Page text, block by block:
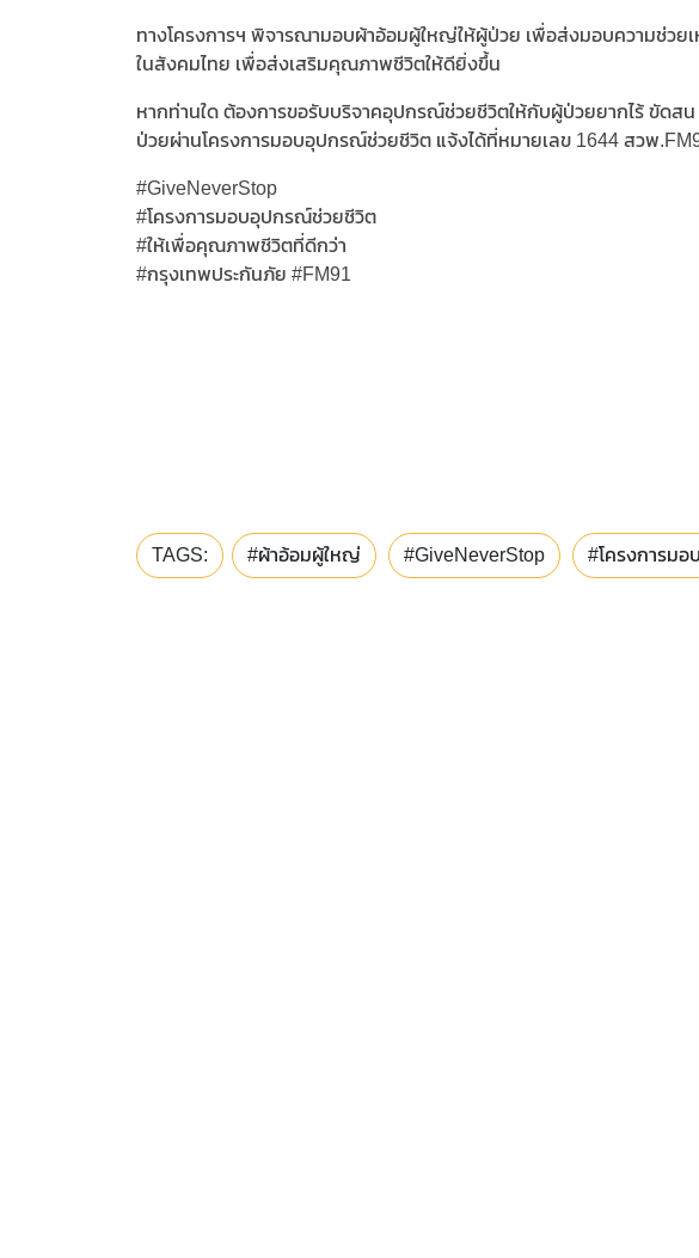
ทางโครงการฯ พิจารณามอบผ้าอ้อมผู้ใหญ่ให้ผู้ป่วย เพื่อส่งมอบความช่วย
ในสังคมไทย เพื่อส่งเสริมคุณภาพชีวิตให้ดียิ่งขึ้น
หากท่านใด ต้องการขอรับบริจาคอุปกรณ์ช่วยชีวิตให้กับผู้ป่วยยากไร้ ขัดส
ป่วยผ่านโครงการมอบอุปกรณ์ช่วยชีวิต แจ้งได้ที่หมายเลข 1644 สวพ
#GiveNeverStop
#โครงการมอบอุปกรณ์ช่วยชีวิต
#ให้เพื่อคุณภาพชีวิตที่ดีกว่า
#กรุงเทพประกันภัย #FM91
TAGS: #ผ้าอ้อมผู้ใหญ่ #GiveNeverStop #โครงการม